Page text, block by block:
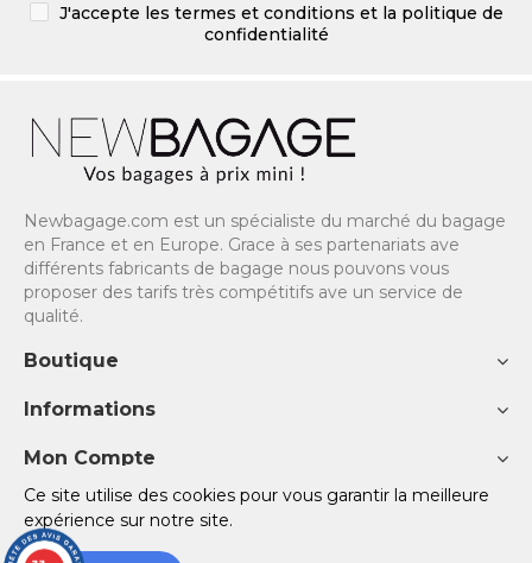
J'accepte les termes et conditions et la politique de
confidentialité
Newbagage.com est un spécialiste du marché du bagage
en France et en Europe. Grace à ses partenariats ave
différents fabricants de bagage nous pouvons vous
proposer des tarifs très compétitifs ave un service de
qualité.
Boutique
Informations
Mon Compte
Copyright © 2023 NewBagage - Site réalisé avec ♡ par TOV
Ce site utilise des cookies pour vous garantir la meilleure
expérience sur notre site.